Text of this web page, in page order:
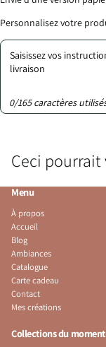
Personnalisez votre
0/165 caractères
Ceci
Menu
À propos
Accueil
Blog
Ambiances
Catalogue
Carte cadeau
Contact
Mes créations
Collections du moment